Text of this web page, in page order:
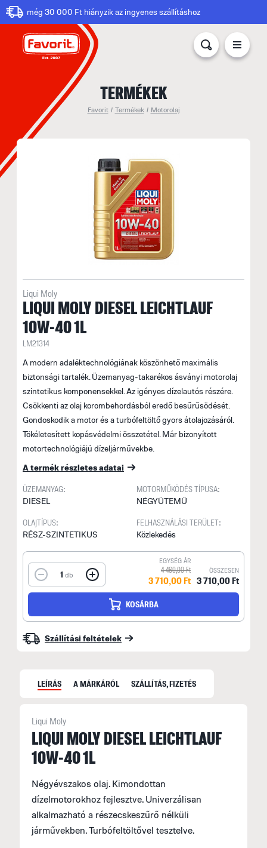
még 30 000 Ft hiányzik az ingyenes szállításhoz
TERMÉKEK
Favorit / Termékek / Motorolaj
Liqui Moly
LIQUI MOLY DIESEL LEICHTLAUF
10W-40 1L
LM21314
A modern adaléktechnológiának köszönhető maximális
biztonsági tartalék. Üzemanyag-takarékos ásványi motorolaj
szintetikus komponensekkel. Az igényes dízelautós részére.
Csökkenti az olaj korombehordásból eredő besűrűsödését.
Gondoskodik a motor és a turbófeltöltő gyors átolajozásáról.
Tökéletesített kopásvédelmi összetétel. Már bizonyított
motortechnológiájú dízeljárművekbe.
A termék részletes adatai
ÜZEMANYAG:
DIESEL
MOTORMŰKÖDÉS TÍPUSA:
NÉGYÜTEMŰ
OLAJTÍPUS:
RÉSZ-SZINTETIKUS
FELHASZNÁLÁSI TERÜLET:
Közlekedés
1 db
EGYSÉG ÁR
4 460,00 Ft
3 710,00 Ft
ÖSSZESEN
3 710,00 Ft
KOSÁRBA
Szállítási feltételek
LEÍRÁS A MÁRKÁRÓL SZÁLLÍTÁS, FIZETÉS
Liqui Moly
LIQUI MOLY DIESEL LEICHTLAUF
10W-40 1L
Négyévszakos olaj. Kimondottan
dízelmotorokhoz fejlesztve. Univerzálisan
alkalmazható a részecskeszűrő nélküli
járművekben. Turbófeltöltővel tesztelve.